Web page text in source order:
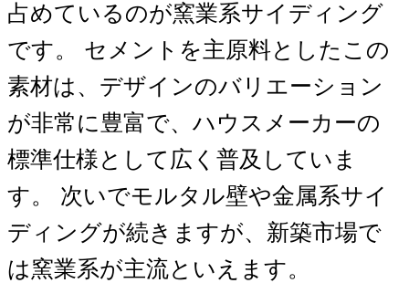
占めているのが窯業系サイディング
です。 セメントを主原料としたこの
素材は、デザインのバリエーション
が非常に豊富で、ハウスメーカーの
標準仕様として広く普及していま
す。 次いでモルタル壁や金属系サイ
ディングが続きますが、新築市場で
は窯業系が主流といえます。